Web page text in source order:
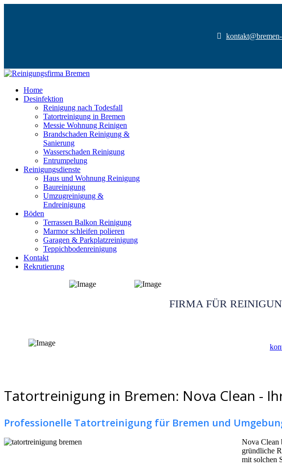
Home
Desinfektion
Reinigung nach Todesfall
Tatortreinigung in Bremen
Messie Wohnung Reinigen
Brandschaden Reinigung &
Sanierung
Wasserschaden Reinigung
Entrumpelung
Reinigungsdienste
Haus und Wohnung Reinigung
Baureinigung
Umzugreinigung &
Endreinigung
Böden
Terrassen Balkon Reinigung
Marmor schleifen polieren
Garagen & Parkplatzreinigung
Teppichbodenreinigung
Kontakt
Rekrutierung
Tatortreinigung Bremen
FIRMA FÜR
Tatortreinigung in Bremen: Nova Clean -
Professionelle Tatortreinigung für Bremen und
Nova Clean
gründliche
mit solchen